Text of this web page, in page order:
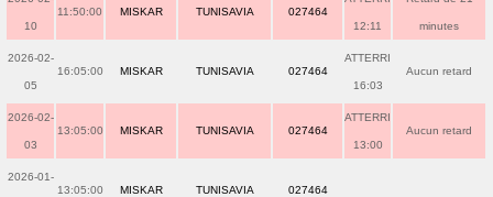
10
11:50:00 MISKAR TUNISAVIA 027464
12:11 minutes
2026-02-
05
16:05:00 MISKAR TUNISAVIA 027464
ATTERRI
16:03
Aucun retard
2026-02-
03
13:05:00 MISKAR TUNISAVIA 027464
ATTERRI
13:00
Aucun retard
2026-01-
13:05:00 MISKAR TUNISAVIA 027464